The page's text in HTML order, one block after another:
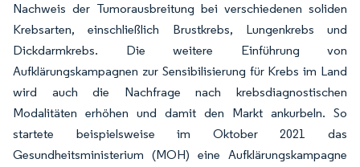
Nachweis der Tumorausbreitung bei verschiedenen soliden
Krebsarten, einschließlich Brustkrebs, Lungenkrebs und
Dickdarmkrebs. Die weitere Einführung von
Aufklärungskampagnen zur Sensibilisierung für Krebs im Land
wird auch die Nachfrage nach krebsdiagnostischen
Modalitäten erhöhen und damit den Markt ankurbeln. So
startete beispielsweise im Oktober 2021 das
Gesundheitsministerium (MOH) eine Aufklärungskampagne